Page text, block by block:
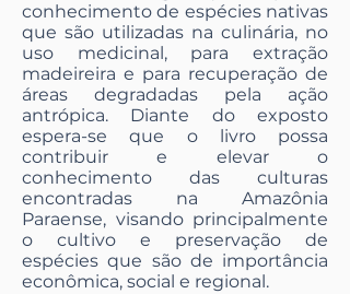
conhecimento de espécies nativas
que são utilizadas na culinária, no
uso medicinal, para extração
madeireira e para recuperação de
áreas degradadas pela ação
antrópica. Diante do exposto
espera-se que o livro possa
contribuir e elevar o
conhecimento das culturas
encontradas na Amazônia
Paraense, visando principalmente
o cultivo e preservação de
espécies que são de importância
econômica, social e regional.